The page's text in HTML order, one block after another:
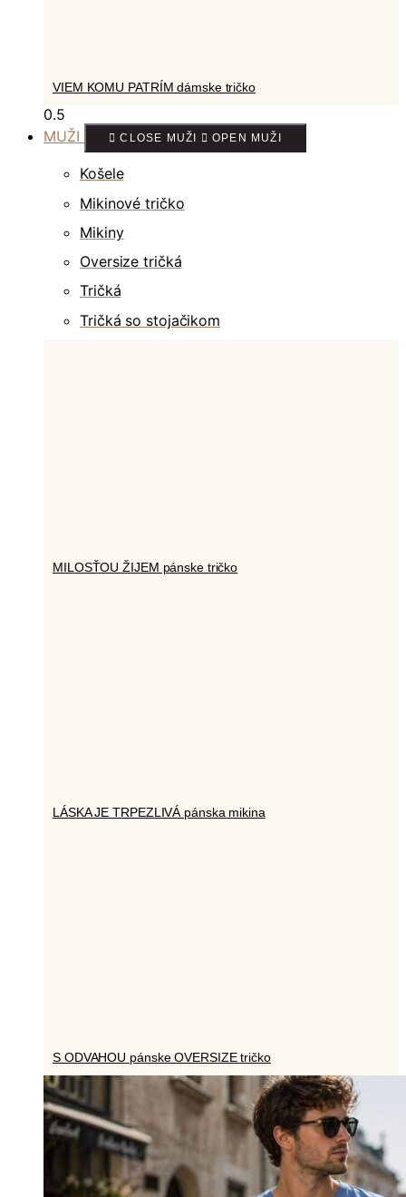
VIEM KOMU PATRÍM dámske tričko
MUŽI CLOSE MUŽI OPEN MUŽI
Košele
Mikinové tričko
Mikiny
Oversize tričká
Tričká
Tričká so stojačikom
MILOSŤOU ŽIJEM pánske tričko
LÁSKA JE TRPEZLIVÁ pánska mikina
S ODVAHOU pánske OVERSIZE tričko